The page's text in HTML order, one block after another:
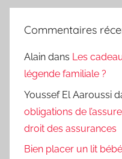
Commentaires
Alain dans Les
légende familiale ?
Youssef El Aaroussi
obligations de
droit des assurances
Bien placer un lit bébé